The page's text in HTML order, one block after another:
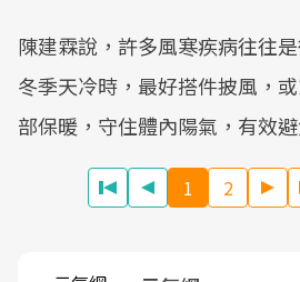
陳建霖說，許多風寒疾病往往
冬季天冷時，最好搭件披風，
部保暖，守住體內陽氣，有效
1 2